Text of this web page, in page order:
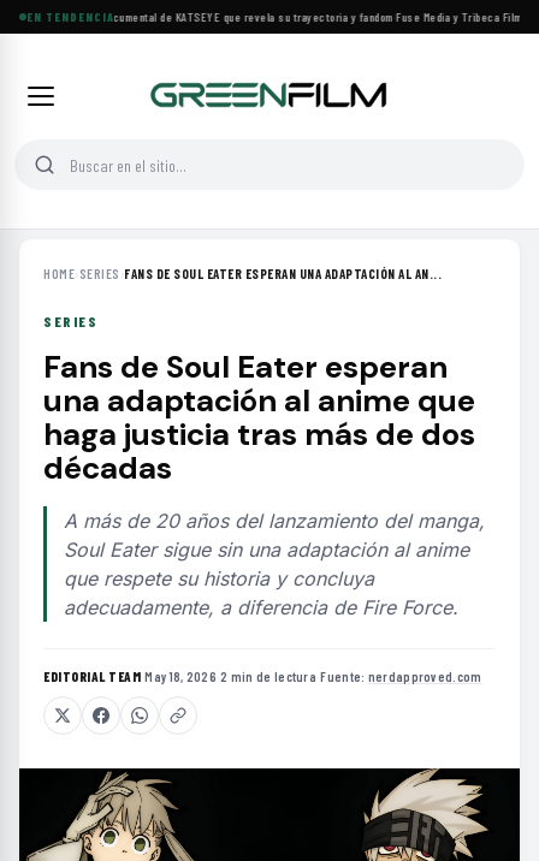
EN TENDENCIA
Llega a cines el documental de KATSEYE que revela su trayectoria y fandom·Fuse Media y Tribeca Films
HOME› SERIES ›FANS DE SOUL EATER ESPERAN UNA ADAPTACIÓN AL AN...
SERIES
Fans de Soul Eater esperan
una adaptación al anime que
haga justicia tras más de dos
décadas
A más de 20 años del lanzamiento del manga,
Soul Eater sigue sin una adaptación al anime
que respete su historia y concluya
adecuadamente, a diferencia de Fire Force.
EDITORIAL TEAM·May 18, 2026·2 min de lectura·Fuente: nerdapproved.com